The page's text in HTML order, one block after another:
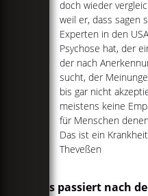
doch wieder
weil er, dass sagen
Experten in den
Psychose hat, der
der nach
sucht, der
bis gar nicht
meistens keine
für Menschen
Das ist ein
Theveßen
Was passiert nach